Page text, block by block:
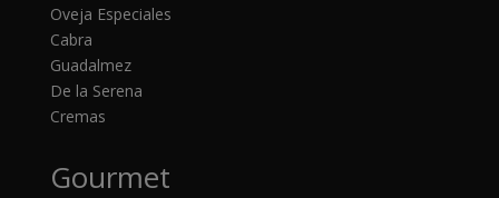
Oveja Especiales
Cabra
Guadalmez
De la Serena
Cremas
Gourmet